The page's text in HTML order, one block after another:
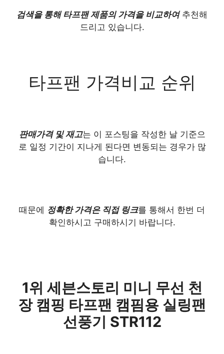
검색을 통해 타프팬 제품의 가격을 비교하여추천해
드리고 있습니다.
타프팬 가격비교 순위
판매가격 및 재고는 이 포스팅을 작성한 날 기준으
로 일정 기간이 지나게 된다면 변동되는 경우가 많
습니다.
때문에 정확한 가격은 직접 링크를 통해서 한번 더
확인하시고 구매하시기 바랍니다.
1위 세븐스토리 미니 무선 천
장 캠핑 타프팬 캠핌용 실링팬
선풍기 STR112